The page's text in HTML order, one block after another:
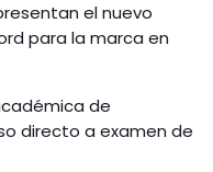
el nuevo
para la marca en
de
directo a examen de